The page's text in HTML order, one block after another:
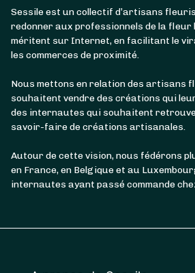
Sessile est un collectif d’artisans
redonner aux professionnels de la fleur
méritent sur Internet, en facilitant le
les commerces de proximité.
Nous mettons en relation des artisans
souhaitent vendre des créations qui
des internautes qui souhaitent
savoir-faire de créations artisanales.
Autour de cette vision, nous fédérons
en France, en Belgique et au
internautes ayant passé commande chez